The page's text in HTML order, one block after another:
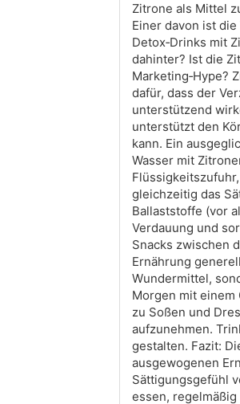
Zitrone als Mittel
Einer davon ist
Detox‑Drinks mit
dahinter? Ist die
Marketing‑Hype?
dafür, dass der
unterstützend
unterstützt den
kann. Ein
Wasser mit
gleichzeitig das
Ballaststoffe (vor
Verdauung und
Snacks zwischen
Ernährung
Wundermittel,
Morgen mit einem
zu Soßen und
aufzunehmen.
gestalten. Fazit:
ausgewogenen
Sättigungsgefühl
essen,